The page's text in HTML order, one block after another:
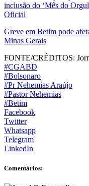
inclusão do ‘Mês do
Oficial
Greve em Betim pode
Minas Gerais
FONTE/CRÉDITOS:
#CGABD
#Bolsonaro
#Pr Nehemias Araújo
#Pastor Nehemias
#Betim
Facebook
Twitter
Whatsapp
Telegram
LinkedIn
Comentários: